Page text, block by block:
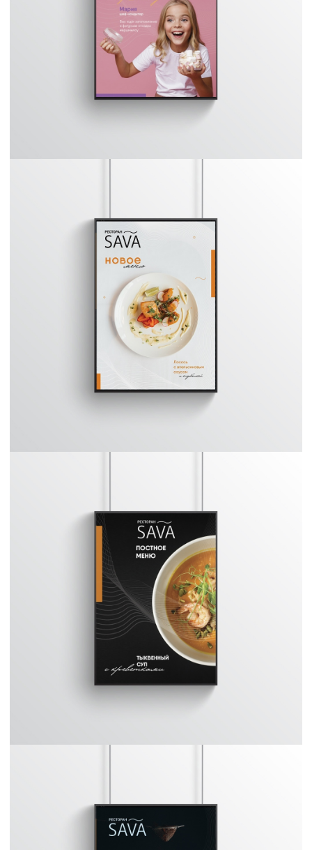
Также мы разработали дизайн
фирменных стаканов для всех
посетителей ресторана, которые хотят
взять кофе с собой.
Мы не останавливаем нашу работу с